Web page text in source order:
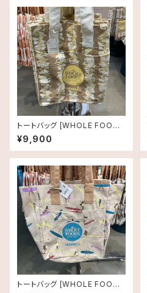
トートバッグ [WHOLE FOODS
MARKET]ホールフーズマーケ
ット オーガニックショッピングバ
ッグ レイ
¥9,900
トートバッグ [WHOLE FOODS